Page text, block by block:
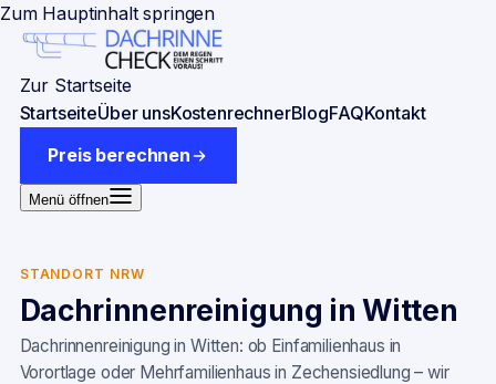
Zum Hauptinhalt springen
Zur Startseite
StartseiteÜber unsKostenrechnerBlogFAQKontakt
Preis berechnen
Menü öffnen
STANDORT NRW
Dachrinnenreinigung inWitten
Dachrinnenreinigung in Witten: ob Einfamilienhaus in
Vorortlage oder Mehrfamilienhaus in Zechensiedlung – wir